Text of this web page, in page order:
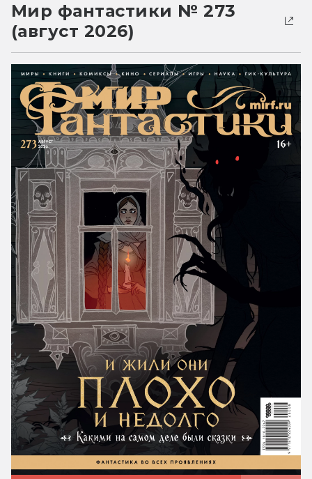
Мир фантастики № 273
(август 2026)